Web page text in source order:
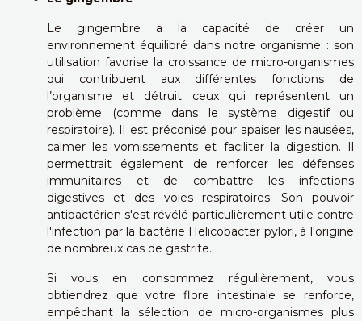
Le gingembre a la capacité de créer un
environnement équilibré dans notre organisme : son
utilisation favorise la croissance de micro-organismes
qui contribuent aux différentes fonctions de
l’organisme et détruit ceux qui représentent un
problème (comme dans le système digestif ou
respiratoire). Il est préconisé pour apaiser les nausées,
calmer les vomissements et faciliter la digestion. Il
permettrait également de renforcer les défenses
immunitaires et de combattre les infections
digestives et des voies respiratoires. Son pouvoir
antibactérien s'est révélé particulièrement utile contre
l'infection par la bactérie Helicobacter pylori, à l'origine
de nombreux cas de gastrite.
Si vous en consommez régulièrement, vous
obtiendrez que votre flore intestinale se renforce,
empêchant la sélection de micro-organismes plus